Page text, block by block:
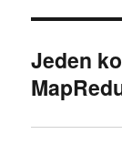
Jeden